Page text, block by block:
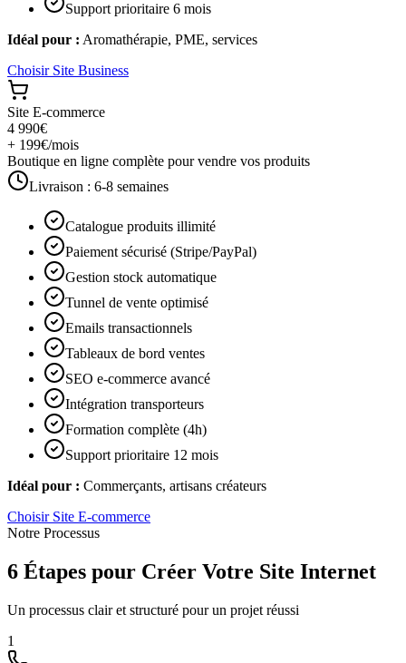
Support prioritaire 6 mois
Idéal pour : Aromathérapie, PME, services
Choisir Site Business
Site E-commerce
4 990€
+ 199€/mois
Boutique en ligne complète pour vendre vos produits
Livraison : 6-8 semaines
Catalogue produits illimité
Paiement sécurisé (Stripe/PayPal)
Gestion stock automatique
Tunnel de vente optimisé
Emails transactionnels
Tableaux de bord ventes
SEO e-commerce avancé
Intégration transporteurs
Formation complète (4h)
Support prioritaire 12 mois
Idéal pour : Commerçants, artisans créateurs
Choisir Site E-commerce
Notre Processus
6 Étapes pour Créer Votre Site Internet
Un processus clair et structuré pour un projet réussi
1